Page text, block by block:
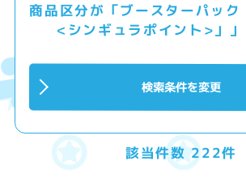
商品区分が「ブースターパッ
<シンギュラポイント>」
検索条件を変更
該当件数 222件